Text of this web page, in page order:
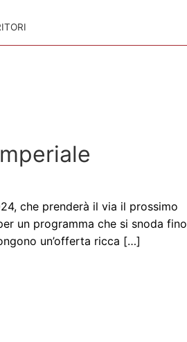
che prenderà il via il prossimo
un programma che si snoda fino
un’offerta ricca […]